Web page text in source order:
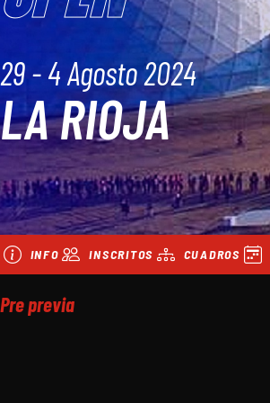
29 - 4 Agosto 2024
LA RIOJA
INFO INSCRITOS CUADROS
Pre previa